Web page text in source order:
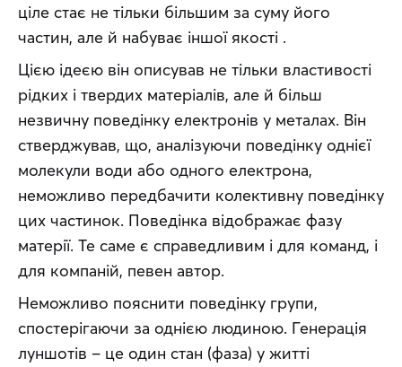
ціле стає не тільки більшим за суму його
частин, але й набуває іншої якості .
Цією ідеєю він описував не тільки властивості
рідких і твердих матеріалів, але й більш
незвичну поведінку електронів у металах. Він
стверджував, що, аналізуючи поведінку однієї
молекули води або одного електрона,
неможливо передбачити колективну поведінку
цих частинок. Поведінка відображає фазу
матерії. Те саме є справедливим і для команд, і
для компаній, певен автор.
Неможливо пояснити поведінку групи,
спостерігаючи за однією людиною. Генерація
луншотів – це один стан (фаза) у житті